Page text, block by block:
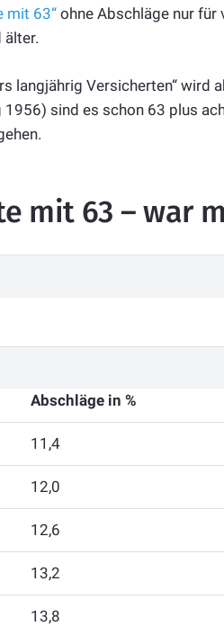
mit 63“ ohne Abschläge nur für
älter.
langjährig Versicherten“ wird
sind es schon 63 plus
mit 63 – war
Abschläge in %
11,4
12,0
12,6
13,2
13,8